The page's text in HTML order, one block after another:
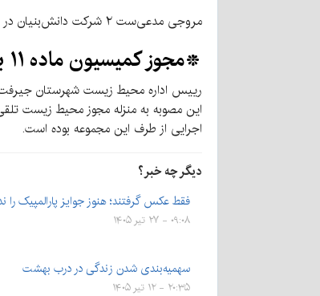
مروجی مدعی‌ست ۲ شرکت دانش‌بنیان در حال آزمایش روی پسماند‌ کارخانه هستند. آنها قصد تولید کود از محل پسماند برای اراضی کشاورزی را دارند.
*مجوز کمیسیون ماده ۱۱ به منزله مجوز محیط زیست، نیست
اجرایی از طرف این مجموعه بوده است.
دیگر چه خبر؟
فقط عکس گرفتند؛ هنوز جوایز پارالمپیک را
۰۹:۰۸ - ۲۷ تیر ۱۴۰۵
سهمیه‌بندی شدن زندگی در درب بهشت
۲۰:۳۵ - ۱۲ تیر ۱۴۰۵